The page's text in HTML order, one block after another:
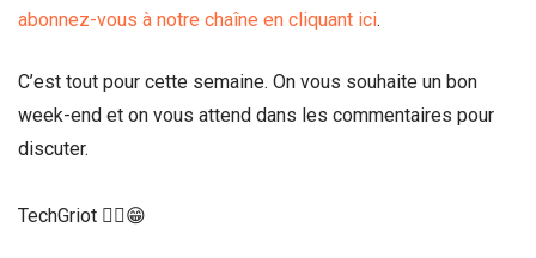
abonnez-vous à notre chaîne en cliquant ici.
C’est tout pour cette semaine. On vous souhaite un bon
week-end et on vous attend dans les commentaires pour
discuter.
TechGriot ✌🏾😁